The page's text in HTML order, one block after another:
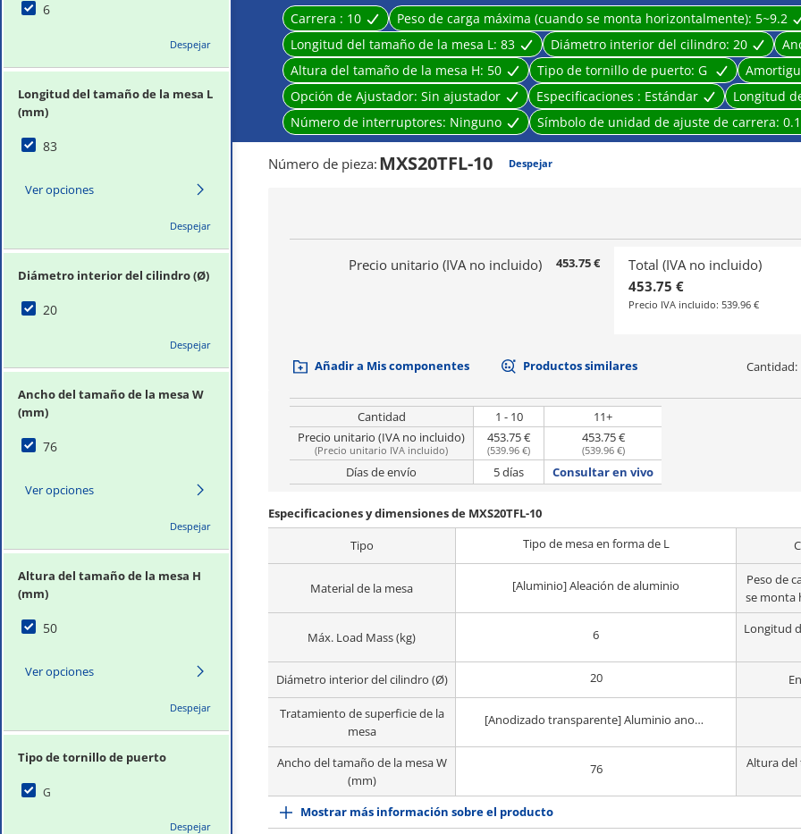
6
Despejar
Longitud del tamaño de la mesa L
(mm)
83
Ver opciones
Despejar
Diámetro interior del cilindro (Ø)
20
Despejar
Ancho del tamaño de la mesa W
(mm)
76
Ver opciones
Despejar
Altura del tamaño de la mesa H
(mm)
50
Ver opciones
Despejar
Tipo de tornillo de puerto
G
Despejar
Carrera : 10 Peso de carga máxima (cuando se monta horizontalmente): 5~9.2
Longitud del tamaño de la mesa L: 83 Diámetro interior del cilindro: 20
Altura del tamaño de la mesa H: 50 Tipo de tornillo de puerto: G
Opción de Ajustador: Sin ajustador Especificaciones : Estándar Longitud
Número de interruptores: Ninguno Símbolo de unidad de ajuste de carrera:
Número de pieza: MXS20TFL-10 Despejar
Precio unitario (IVA no incluido) 453.75 €
Total (IVA no incluido)
453.75 €
Precio IVA incluido: 539.96 €
Añadir a Mis componentes Productos similares Cantidad:
Cantidad 1 - 10
11+
Precio unitario (IVA no incluido)
(Precio unitario IVA incluido)
453.75 €
(539.96 €)
453.75 €
(539.96 €)
Días de envío 5 días Consultar en vivo
Especificaciones y dimensiones de MXS20TFL-10
Tipo
Tipo de mesa en forma de L
Material de la mesa [Aluminio] Aleación de aluminio
Peso de
se monta
Máx. Load Mass (kg) 6
Longitud
Diámetro interior del cilindro (Ø) 20
Tratamiento de superficie de la
mesa
[Anodizado transparente] Aluminio anodizado duro
Ancho del tamaño de la mesa W
(mm)
76
Altura del
Mostrar más información sobre el producto